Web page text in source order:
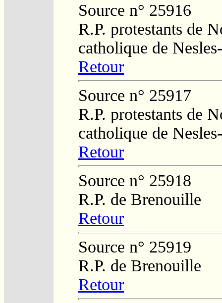
Source n° 25916
R.P. protestants de
catholique de
Retour
Source n° 25917
R.P. protestants de
catholique de
Retour
Source n° 25918
R.P. de Brenouille
Retour
Source n° 25919
R.P. de Brenouille
Retour